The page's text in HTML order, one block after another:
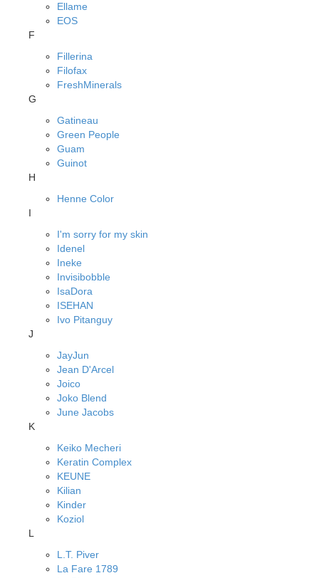
Ellame
EOS
F
Fillerina
Filofax
FreshMinerals
G
Gatineau
Green People
Guam
Guinot
H
Henne Color
I
I'm sorry for my skin
Idenel
Ineke
Invisibobble
IsaDora
ISEHAN
Ivo Pitanguy
J
JayJun
Jean D'Arcel
Joico
Joko Blend
June Jacobs
K
Keiko Mecheri
Keratin Complex
KEUNE
Kilian
Kinder
Koziol
L
L.T. Piver
La Fare 1789